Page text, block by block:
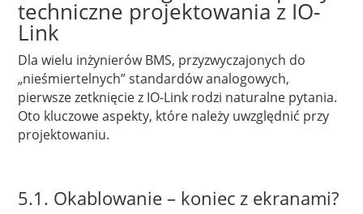
techniczne projektowania z IO-
Link
Dla wielu inżynierów BMS, przyzwyczajonych do
„nieśmiertelnych” standardów analogowych,
pierwsze zetknięcie z IO-Link rodzi naturalne pytania.
Oto kluczowe aspekty, które należy uwzględnić przy
projektowaniu.
5.1. Okablowanie – koniec z ekranami?